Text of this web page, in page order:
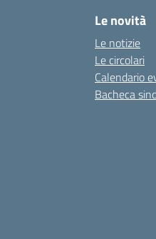
Le novità
Le notizie
Le circolari
Calendario
Bacheca